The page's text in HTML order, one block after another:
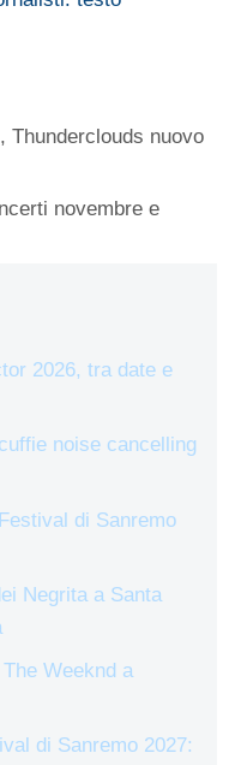
Thunderclouds nuovo
novembre e
2026, tra date e
noise cancelling
di Sanremo
Negrita a Santa
Weeknd a
di Sanremo 2027: